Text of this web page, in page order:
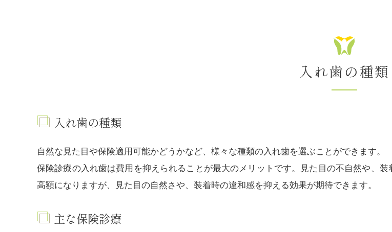
入れ歯の種類
入れ歯の種類
自然な見た目や保険適用可能かどうかなど、様々な種類の入れ歯を選ぶことができます。
保険診療の入れ歯は費用を抑えられることが最大のメリットです。見た目の不自然や、
高額になりますが、見た目の自然さや、装着時の違和感を抑える効果が期待できます。
主な保険診療